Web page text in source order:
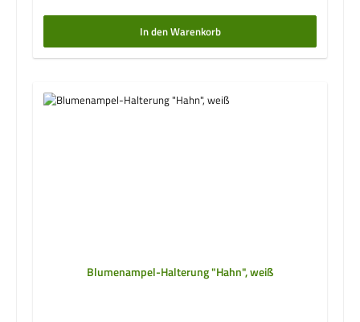
In den Warenkorb
Blumenampel-Halterung "Hahn", weiß